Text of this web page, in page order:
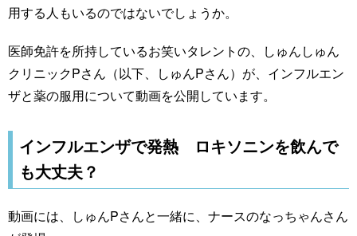
用する人もいるのではないでしょうか。
医師免許を所持しているお笑いタレントの、しゅんしゅん
クリニックPさん（以下、しゅんPさん）が、インフルエン
ザと薬の服用について動画を公開しています。
インフルエンザで発熱 ロキソニンを飲んで
も大丈夫？
動画には、しゅんPさんと一緒に、ナースのなっちゃんさん